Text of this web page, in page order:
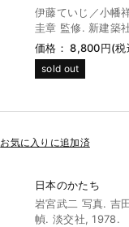
伊藤ていじ／小幡
圭章 監修. 新建築
価格： 8,800円(税
sold out
お気に入りに追加済
日本のかたち
岩宮武二 写真. 吉
幀. 淡交社, 1978.